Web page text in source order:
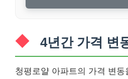
4년간 가격 변
청평로얄 아파트의 가격 변동